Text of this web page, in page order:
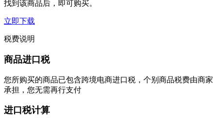
找到该商品后，即可购买。
立即下载
税费说明
商品进口税
您所购买的商品已包含跨境电商进口税，个别商品税费由商家
承担，您无需再行支付
进口税计算